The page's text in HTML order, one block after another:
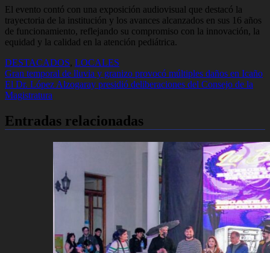
El evento contó con una exposición audiovisual que destacó la
trayectoria de la institución y los avances alcanzados en sus 16 años
de funcionamiento, reflejando su compromiso con la innovación, la
equidad y la calidad en la atención pediátrica.
DESTACADOS, LOCALES
Navegación
de
Gran temporal de lluvia y granizo provocó múltiples daños en Icaño
El Dr. López Alzogaray presidió deliberaciones del Consejo de la
Magistratura
Entradas relacionadas